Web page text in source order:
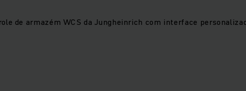
de armazém WCS da Jungheinrich com interface